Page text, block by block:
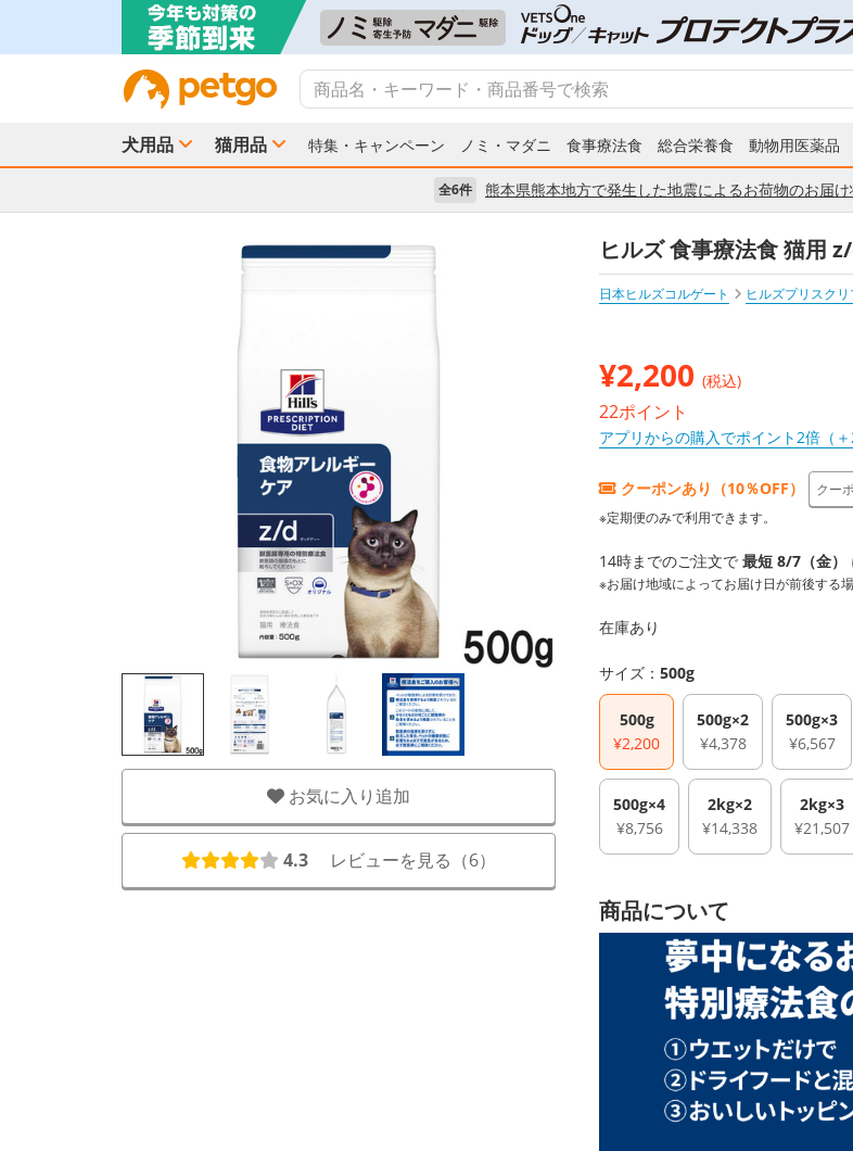
犬用品 猫用品 特集・キャンペーン ノミ・マダニ 食事療法食 総合栄養食 動物用医薬品
全6件 熊本県熊本地方で発生した地震によるお荷物のお届け
お気に入り追加
4.3 レビューを見る（6）
ヒルズ 食事療法食 猫用
日本ヒルズコルゲート
ヒルズプリスク
¥2,200 (税込)
22ポイント
アプリからの購入でポイント2倍（＋
クーポンあり（10％OFF）
クー
※定期便のみで利用できます。
14時までのご注文で 最短 8/7（金）
※お届け地域によってお届け日が前後する場
在庫あり
サイズ： 500g
500g
¥2,200
500g×2
¥4,378
500g×3
¥6,567
500g×4
¥8,756
2kg×2
¥14,338
2kg×3
¥21,507
商品について